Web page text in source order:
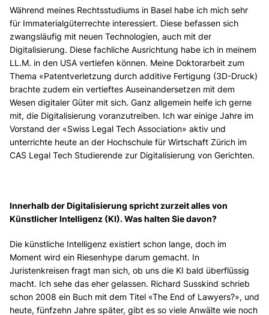
Während meines Rechtsstudiums in Basel habe ich mich sehr
für Immaterialgüterrechte interessiert. Diese befassen sich
zwangsläufig mit neuen Technologien, auch mit der
Digitalisierung. Diese fachliche Ausrichtung habe ich in meinem
LL.M. in den USA vertiefen können. Meine Doktorarbeit zum
Thema «Patentverletzung durch additive Fertigung (3D-Druck)
brachte zudem ein vertieftes Auseinandersetzen mit dem
Wesen digitaler Güter mit sich. Ganz allgemein helfe ich gerne
mit, die Digitalisierung voranzutreiben. Ich war einige Jahre im
Vorstand der «Swiss Legal Tech Association» aktiv und
unterrichte heute an der Hochschule für Wirtschaft Zürich im
CAS Legal Tech Studierende zur Digitalisierung von Gerichten.
Innerhalb der Digitalisierung spricht zurzeit alles von
Künstlicher Intelligenz (KI). Was halten Sie davon?
Die künstliche Intelligenz existiert schon lange, doch im
Moment wird ein Riesenhype darum gemacht. In
Juristenkreisen fragt man sich, ob uns die KI bald überflüssig
macht. Ich sehe das eher gelassen. Richard Susskind schrieb
schon 2008 ein Buch mit dem Titel «The End of Lawyers?», und
heute, fünfzehn Jahre später, gibt es so viele Anwälte wie noch